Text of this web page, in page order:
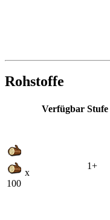
Rohstoffe
Verfügbar Stufe
x
100
1+